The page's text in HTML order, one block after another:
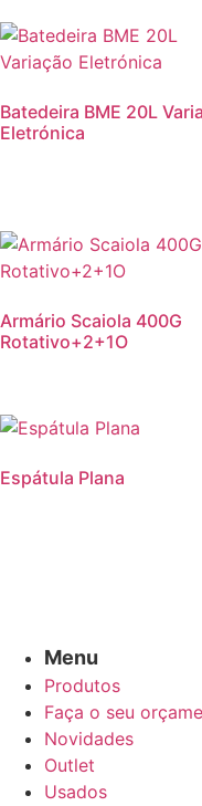
Batedeira BME 20L
Eletrónica
Armário Scaiola 400G
Rotativo+2+1O
Espátula Plana
Menu
Produtos
Faça o seu
Novidades
Outlet
Usados